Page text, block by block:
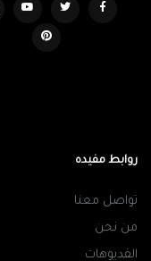
روابط مفيده
تواصل معنا
من نحن
الفديوهات